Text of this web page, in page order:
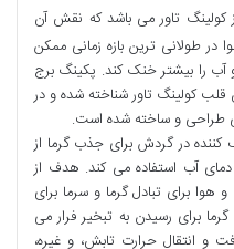
کولینگ تاور می‌ باشد که نقش آن
طولانی‌ ترین بازه زمانی ممکن
و آب را بیشتر خنک کند. پکینگ برج
کولینگ تاور شناخته شده و در
طراحی و ساخته شده است.
در گردش برای جذب گرما از
آب استفاده می کند. هدف از
هوا برای تبادل گرما و سرما برای
برای رسیدن به تبخیر فرار می
و انتقال حرارت تابش، و غیره،